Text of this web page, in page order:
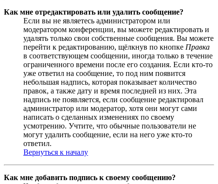
Как мне отредактировать или удалить сообщение?
Если вы не являетесь администратором или
модератором конференции, вы можете редактировать и
удалять только свои собственные сообщения. Вы можете
перейти к редактированию, щёлкнув по кнопке Правка
в соответствующем сообщении, иногда только в течение
ограниченного времени после его создания. Если кто-то
уже ответил на сообщение, то под ним появится
небольшая надпись, которая показывает количество
правок, а также дату и время последней из них. Эта
надпись не появляется, если сообщение редактировал
администратор или модератор, хотя они могут сами
написать о сделанных изменениях по своему
усмотрению. Учтите, что обычные пользователи не
могут удалить сообщение, если на него уже кто-то
ответил.
Вернуться к началу
Как мне добавить подпись к своему сообщению?